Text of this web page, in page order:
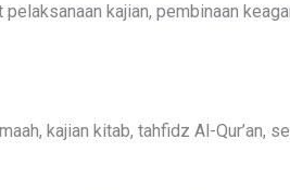
kajian, pembinaan
kajian kitab, tahfidz Al-Qur’an,